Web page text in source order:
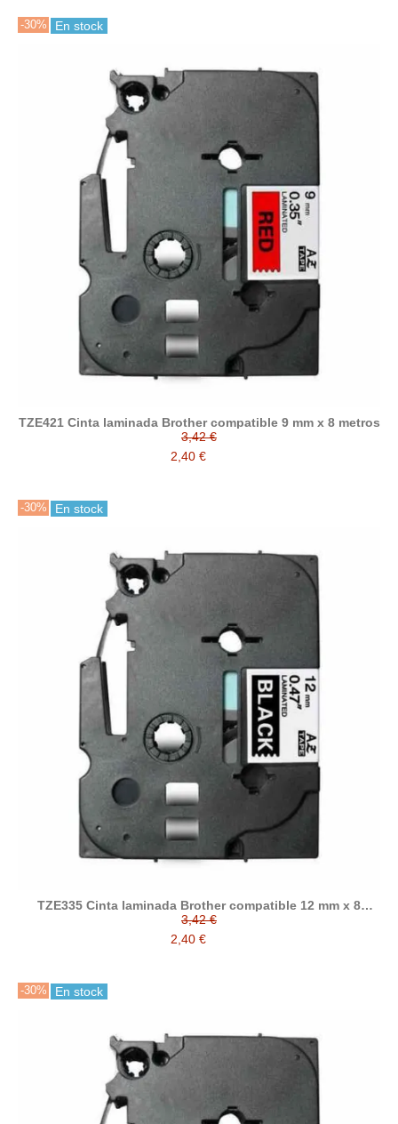
-30% En stock
TZE421 Cinta laminada Brother compatible 9 mm x 8 metros
3,42 €
2,40 €
-30% En stock
TZE335 Cinta laminada Brother compatible 12 mm x 8
metros
3,42 €
2,40 €
-30% En stock